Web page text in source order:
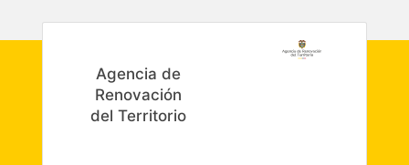
Agencia de
Renovación
del Territorio